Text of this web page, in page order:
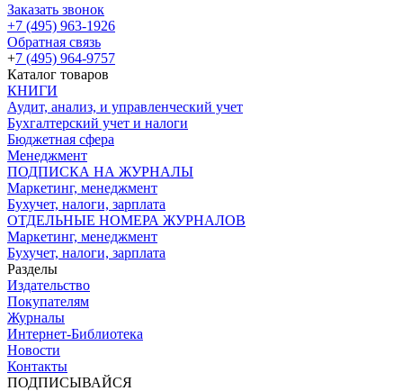
Заказать звонок
+7 (495) 963-1926
Обратная связь
+7 (495) 964-9757
Каталог товаров
КНИГИ
Аудит, анализ, и управленческий учет
Бухгалтерский учет и налоги
Бюджетная сфера
Менеджмент
ПОДПИСКА НА ЖУРНАЛЫ
Маркетинг, менеджмент
Бухучет, налоги, зарплата
ОТДЕЛЬНЫЕ НОМЕРА ЖУРНАЛОВ
Маркетинг, менеджмент
Бухучет, налоги, зарплата
Разделы
Издательство
Покупателям
Журналы
Интернет-Библиотека
Новости
Контакты
ПОДПИСЫВАЙСЯ